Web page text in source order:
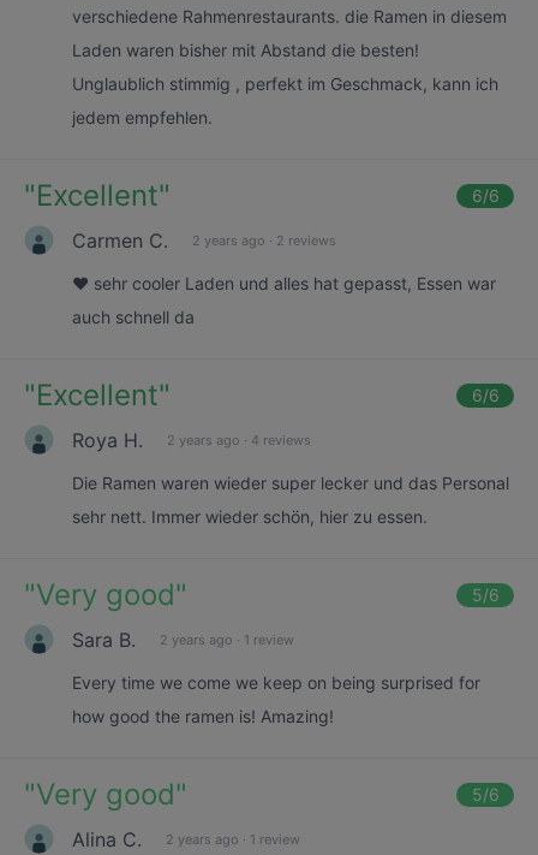
verschiedene Rahmenrestaurants. die Ramen in diesem
Laden waren bisher mit Abstand die besten!
Unglaublich stimmig , perfekt im Geschmack, kann ich
jedem empfehlen.
"Excellent" 6/6
Carmen C. 2 years ago · 2 reviews
❤️ sehr cooler Laden und alles hat gepasst, Essen war
auch schnell da
"Excellent" 6/6
Roya H. 2 years ago · 4 reviews
Die Ramen waren wieder super lecker und das Personal
sehr nett. Immer wieder schön, hier zu essen.
"Very good" 5/6
Sara B. 2 years ago · 1 review
Every time we come we keep on being surprised for
how good the ramen is! Amazing!
"Very good" 5/6
Alina C. 2 years ago · 1 review